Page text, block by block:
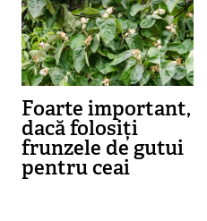
Foarte important,
dacă folosiți
frunzele de gutui
pentru ceai